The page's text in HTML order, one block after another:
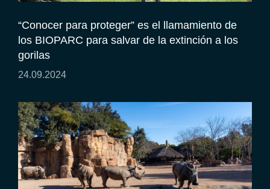
“Conocer para proteger” es el llamamiento de
los BIOPARC para salvar de la extinción a los
gorilas
24.09.2024